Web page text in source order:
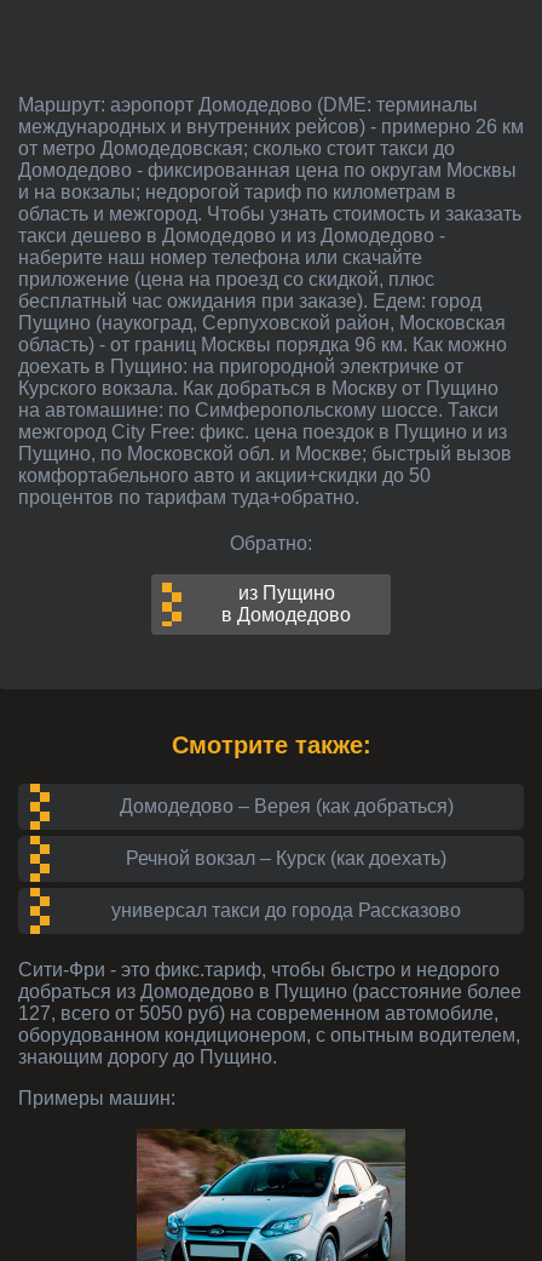
Маршрут: аэропорт Домодедово (DME: терминалы
международных и внутренних рейсов) - примерно 26 км
от метро Домодедовская; сколько стоит такси до
Домодедово - фиксированная цена по округам Москвы
и на вокзалы; недорогой тариф по километрам в
область и межгород. Чтобы узнать стоимость и заказать
такси дешево в Домодедово и из Домодедово -
наберите наш номер телефона или скачайте
приложение (цена на проезд со скидкой, плюс
бесплатный час ожидания при заказе). Едем: город
Пущино (наукоград, Серпуховской район, Московская
область) - от границ Москвы порядка 96 км. Как можно
доехать в Пущино: на пригородной электричке от
Курского вокзала. Как добраться в Москву от Пущино
на автомашине: по Симферопольскому шоссе. Такси
межгород City Free: фикс. цена поездок в Пущино и из
Пущино, по Московской обл. и Москве; быстрый вызов
комфортабельного авто и акции+скидки до 50
процентов по тарифам туда+обратно.
Обратно:
из Пущино
в Домодедово
Смотрите также:
Домодедово – Верея (как добраться)
Речной вокзал – Курск (как доехать)
универсал такси до города Рассказово
Сити-Фри - это фикс.тариф, чтобы быстро и недорого
добраться из Домодедово в Пущино (расстояние более
127, всего от 5050 руб) на современном автомобиле,
оборудованном кондиционером, с опытным водителем,
знающим дорогу до Пущино.
Примеры машин: